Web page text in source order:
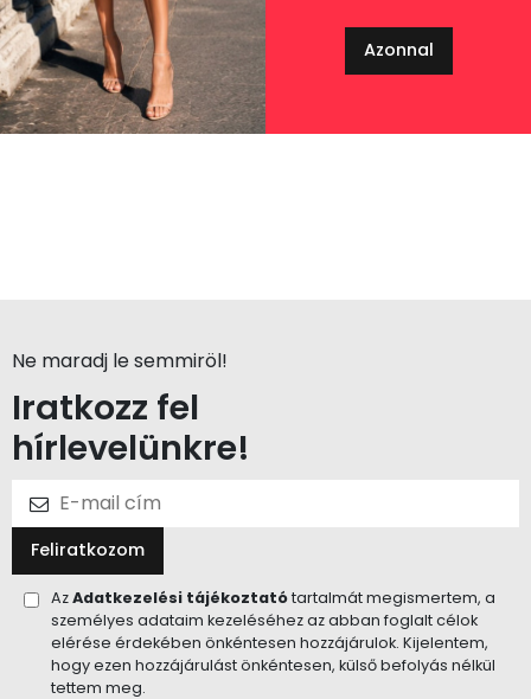
Azonnal
Ne maradj le semmiröl!
Iratkozz fel
hírlevelünkre!
Feliratkozom
AzAdatkezelési tájékoztatótartalmát megismertem, a
személyes adataim kezeléséhez az abban foglalt célok
elérése érdekében önkéntesen hozzájárulok. Kijelentem,
hogy ezen hozzájárulást önkéntesen, külső befolyás nélkül
tettem meg.